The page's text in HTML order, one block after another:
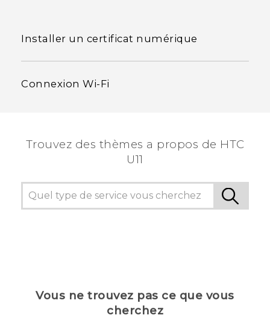
Installer un certificat numérique
Connexion Wi‍-Fi
Trouvez des thèmes a propos de HTC
U11
Vous ne trouvez pas ce que vous
cherchez